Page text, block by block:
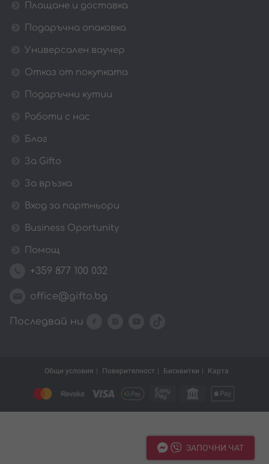
Плащане и доставка
Подаръчна опаковка
Универсален ваучер
Отказ от покупката
Подаръчни кутии
Работи с нас
Блог
За Gifto
За връзка
Вход за партньори
Business Oportunity
Помощ
+359 877 100 032
office@gifto.bg
Последвай ни
Общи условия Поверителност Бисквитки Карта
ЗАПОЧНИ ЧАТ